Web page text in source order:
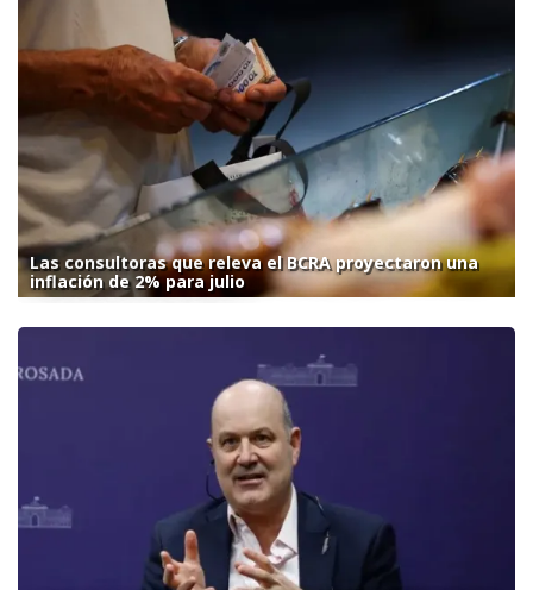
Las consultoras que releva el BCRA proyectaron una
inflación de 2% para julio